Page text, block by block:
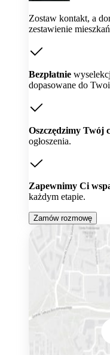
Zostaw kontakt, a
zestawienie
Bezpłatnie
dopasowane do
Oszczędzimy Twój
ogłoszenia.
Zapewnimy Ci
każdym etapie.
Zamów rozmowę